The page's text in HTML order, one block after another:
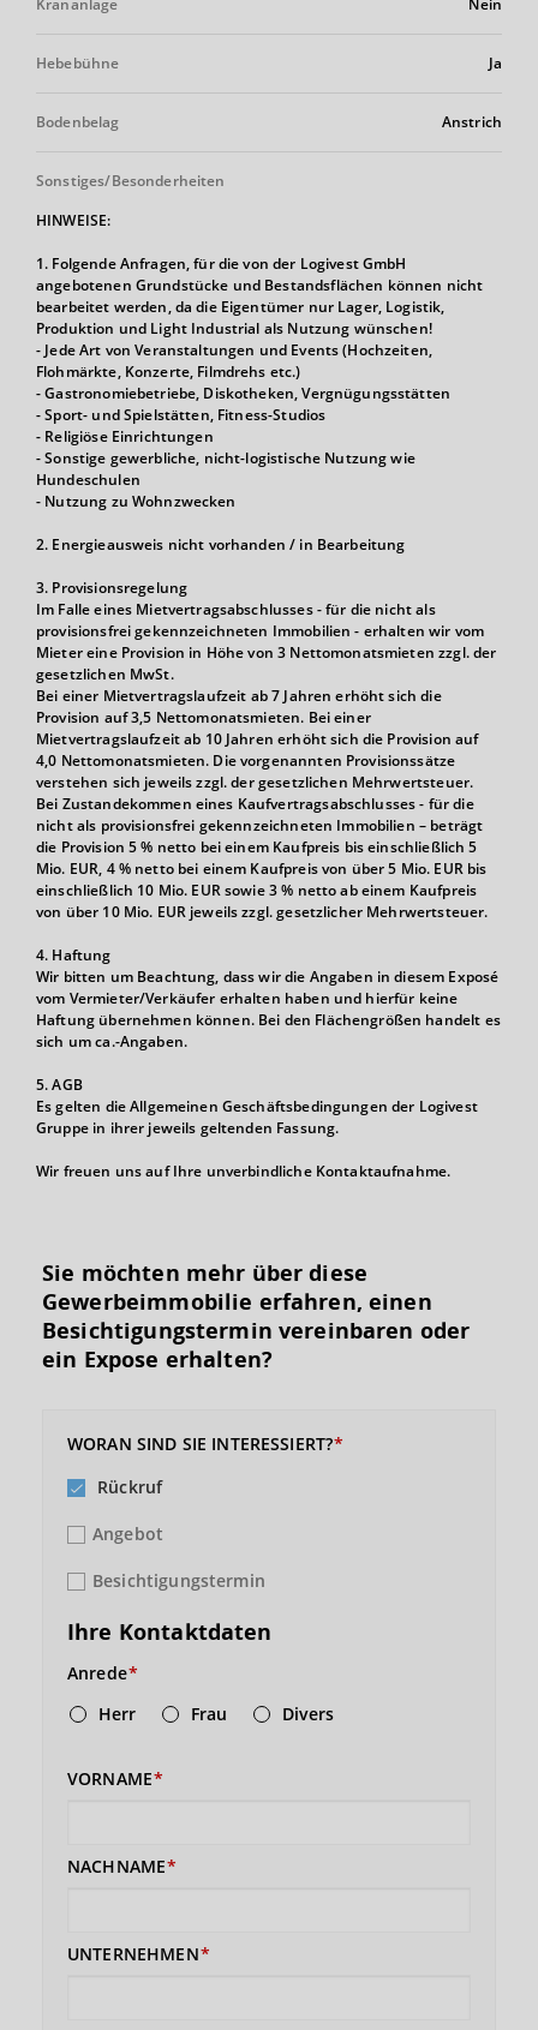
Krananlage Nein
Hebebühne Ja
Bodenbelag Anstrich
Sonstiges/Besonderheiten
HINWEISE:
1. Folgende Anfragen, für die von der Logivest GmbH
angebotenen Grundstücke und Bestandsflächen können nicht
bearbeitet werden, da die Eigentümer nur Lager, Logistik,
Produktion und Light Industrial als Nutzung wünschen!
- Jede Art von Veranstaltungen und Events (Hochzeiten,
Flohmärkte, Konzerte, Filmdrehs etc.)
- Gastronomiebetriebe, Diskotheken, Vergnügungsstätten
- Sport- und Spielstätten, Fitness-Studios
- Religiöse Einrichtungen
- Sonstige gewerbliche, nicht-logistische Nutzung wie
Hundeschulen
- Nutzung zu Wohnzwecken
2. Energieausweis nicht vorhanden / in Bearbeitung
3. Provisionsregelung
Im Falle eines Mietvertragsabschlusses - für die nicht als
provisionsfrei gekennzeichneten Immobilien - erhalten wir vom
Mieter eine Provision in Höhe von 3 Nettomonatsmieten zzgl. der
gesetzlichen MwSt.
Bei einer Mietvertragslaufzeit ab 7 Jahren erhöht sich die
Provision auf 3,5 Nettomonatsmieten. Bei einer
Mietvertragslaufzeit ab 10 Jahren erhöht sich die Provision auf
4,0 Nettomonatsmieten. Die vorgenannten Provisionssätze
verstehen sich jeweils zzgl. der gesetzlichen Mehrwertsteuer.
Bei Zustandekommen eines Kaufvertragsabschlusses - für die
nicht als provisionsfrei gekennzeichneten Immobilien – beträgt
die Provision 5 % netto bei einem Kaufpreis bis einschließlich 5
Mio. EUR, 4 % netto bei einem Kaufpreis von über 5 Mio. EUR bis
einschließlich 10 Mio. EUR sowie 3 % netto ab einem Kaufpreis
von über 10 Mio. EUR jeweils zzgl. gesetzlicher Mehrwertsteuer.
4. Haftung
Wir bitten um Beachtung, dass wir die Angaben in diesem Exposé
vom Vermieter/Verkäufer erhalten haben und hierfür keine
Haftung übernehmen können. Bei den Flächengrößen handelt es
sich um ca.-Angaben.
5. AGB
Es gelten die Allgemeinen Geschäftsbedingungen der Logivest
Gruppe in ihrer jeweils geltenden Fassung.
Wir freuen uns auf Ihre unverbindliche Kontaktaufnahme.
Sie möchten mehr über diese
Gewerbeimmobilie erfahren, einen
Besichtigungs­termin vereinbaren oder
ein Expose erhalten?
WORAN SIND SIE INTERESSIERT?
Rückruf
Angebot
Besichtigungstermin
Ihre Kontaktdaten
Anrede
Herr
Frau Divers
VORNAME
NACHNAME
UNTERNEHMEN